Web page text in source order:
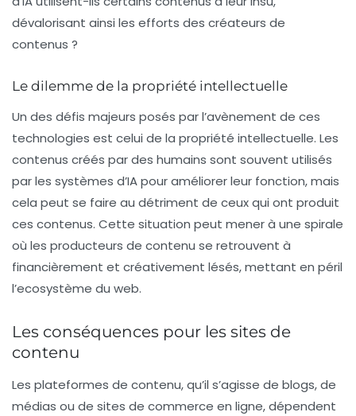
dévalorisant ainsi les efforts des créateurs de
contenus ?
Le dilemme de la propriété intellectuelle
Un des défis majeurs posés par l’avènement de ces
technologies est celui de la propriété intellectuelle. Les
contenus créés par des humains sont souvent utilisés
par les systèmes d’IA pour améliorer leur fonction, mais
cela peut se faire au détriment de ceux qui ont produit
ces contenus. Cette situation peut mener à une spirale
où les producteurs de contenu se retrouvent à
financièrement et créativement lésés, mettant en péril
l’ecosystème du web.
Les conséquences pour les sites de
contenu
Les plateformes de contenu, qu’il s’agisse de blogs, de
médias ou de sites de commerce en ligne, dépendent